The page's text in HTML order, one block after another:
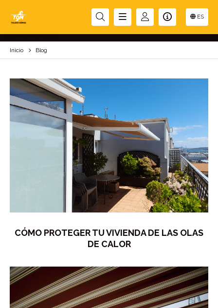
ES
BLOG
Inicio Blog
CÓMO PROTEGER TU VIVIENDA DE LAS OLAS
DE CALOR